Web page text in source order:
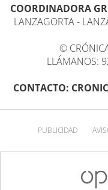
COORDINADORA
LANZAGORTA -
©
LLÁMANOS:
CONTACTO:
PUBLICIDAD